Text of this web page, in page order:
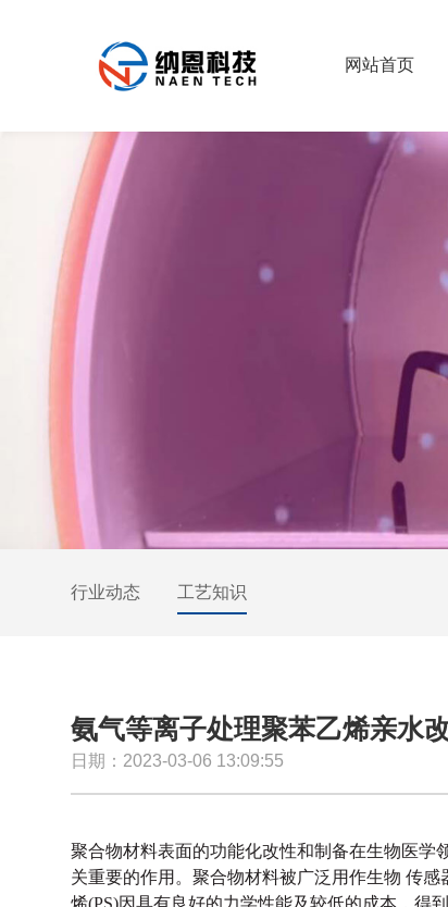
网站首页
行业动态 工艺知识
氨气等离子处理聚苯乙烯亲水
日期：2023-03-06 13:09:55
聚合物材料表面的功能化改性和制备在生物医学
关重要的作用。聚合物材料被广泛用作生物 传
烯(PS)因具有良好的力学性能及较低的成本，得